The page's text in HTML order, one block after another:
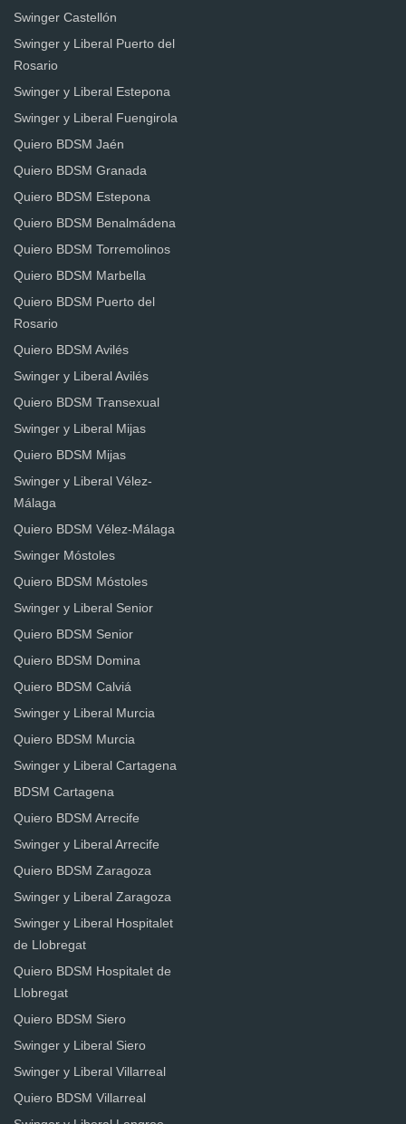
Swinger Castellón
Swinger y Liberal Puerto del
Rosario
Swinger y Liberal Estepona
Swinger y Liberal Fuengirola
Quiero BDSM Jaén
Quiero BDSM Granada
Quiero BDSM Estepona
Quiero BDSM Benalmádena
Quiero BDSM Torremolinos
Quiero BDSM Marbella
Quiero BDSM Puerto del
Rosario
Quiero BDSM Avilés
Swinger y Liberal Avilés
Quiero BDSM Transexual
Swinger y Liberal Mijas
Quiero BDSM Mijas
Swinger y Liberal Vélez-
Málaga
Quiero BDSM Vélez-Málaga
Swinger Móstoles
Quiero BDSM Móstoles
Swinger y Liberal Senior
Quiero BDSM Senior
Quiero BDSM Domina
Quiero BDSM Calviá
Swinger y Liberal Murcia
Quiero BDSM Murcia
Swinger y Liberal Cartagena
BDSM Cartagena
Quiero BDSM Arrecife
Swinger y Liberal Arrecife
Quiero BDSM Zaragoza
Swinger y Liberal Zaragoza
Swinger y Liberal Hospitalet
de Llobregat
Quiero BDSM Hospitalet de
Llobregat
Quiero BDSM Siero
Swinger y Liberal Siero
Swinger y Liberal Villarreal
Quiero BDSM Villarreal